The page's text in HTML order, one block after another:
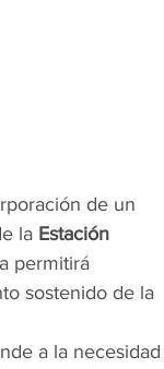
de un
la Estación
permitirá
sostenido de la
a la necesidad